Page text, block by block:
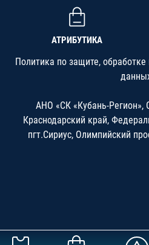
АТРИБУТИКА
Политика по защите,
АНО «СК «Кубань-Регион»,
Краснодарский край,
пгт.Сириус, Олимпийский